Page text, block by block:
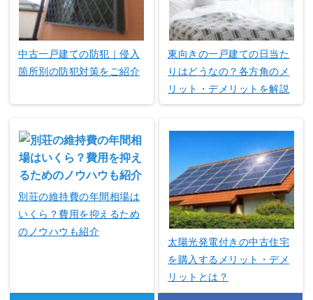
中古一戸建ての防犯｜侵入
箇所別の防犯対策をご紹介
東向きの一戸建ての日当た
りはどうなの？各方角のメ
リット・デメリットを解説
別荘の維持費の年間相場は
いくら？費用を抑えるため
のノウハウも紹介
太陽光発電付きの中古住宅
を購入するメリット・デメ
リットとは？